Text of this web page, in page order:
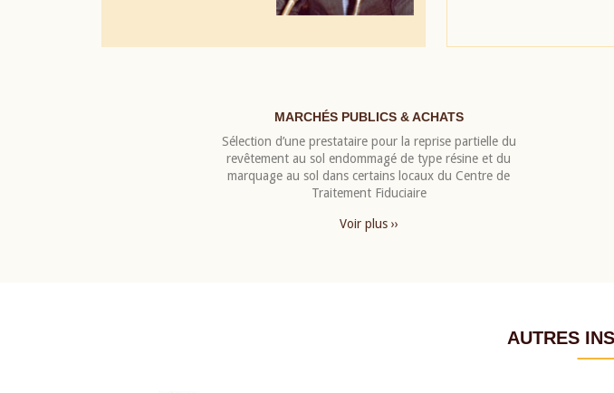
MARCHÉS PUBLICS & ACHATS
Sélection d’une prestataire pour la reprise partielle du
revêtement au sol endommagé de type résine et du
marquage au sol dans certains locaux du Centre de
Traitement Fiduciaire
Voir plus ››
AUTRES